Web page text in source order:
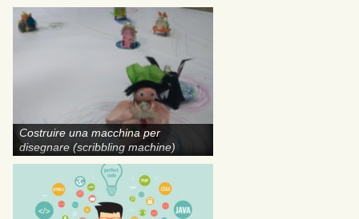
Costruire una macchina per
disegnare (scribbling machine)